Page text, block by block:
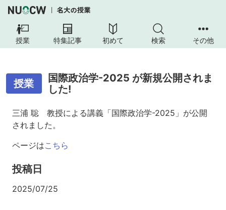
授業 特集記事 初めて 検索 その他
授業
国際政治学-2025 が新規公開されま
した!
三浦 聡 教授による講義「国際政治学-2025」が公開
されました。
ページはこちら
投稿日
2025/07/25